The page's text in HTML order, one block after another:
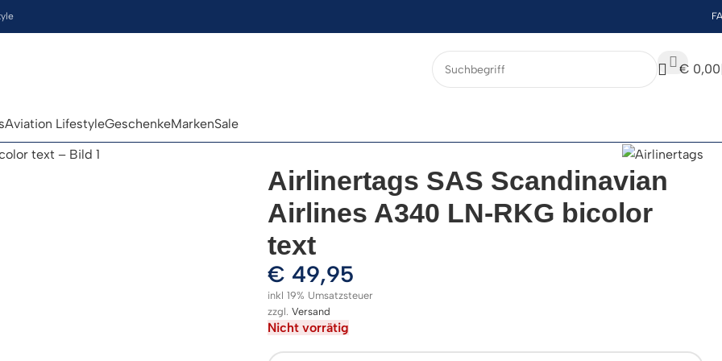
€ 0,00
Aviation LifestyleGeschenkeMarkenSale
Airlinertags SAS Scandinavian
Airlines A340 LN-RKG bicolor
text
€ 49,95
inkl 19% Umsatzsteuer
zzgl. Versand
Nicht vorrätig